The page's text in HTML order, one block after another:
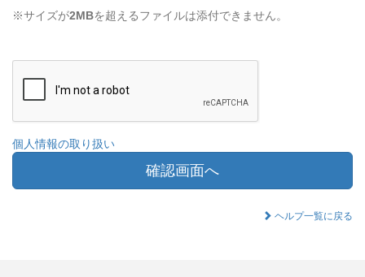
※サイズが2MBを超えるファイルは添付できません。
個人情報の取り扱い
確認画面へ
ヘルプ一覧に戻る